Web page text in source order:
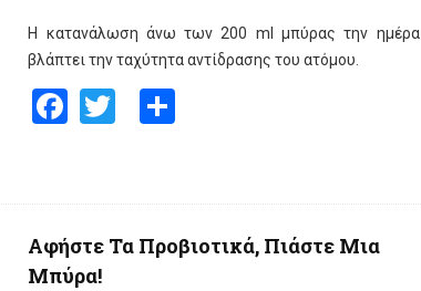
Η κατανάλωση άνω των 200 ml μπύρας την ημέρα
βλάπτει την ταχύτητα αντίδρασης του ατόμου.
Facebook
Twitter
Αφήστε Τα Προβιοτικά, Πιάστε Μια
Μπύρα!